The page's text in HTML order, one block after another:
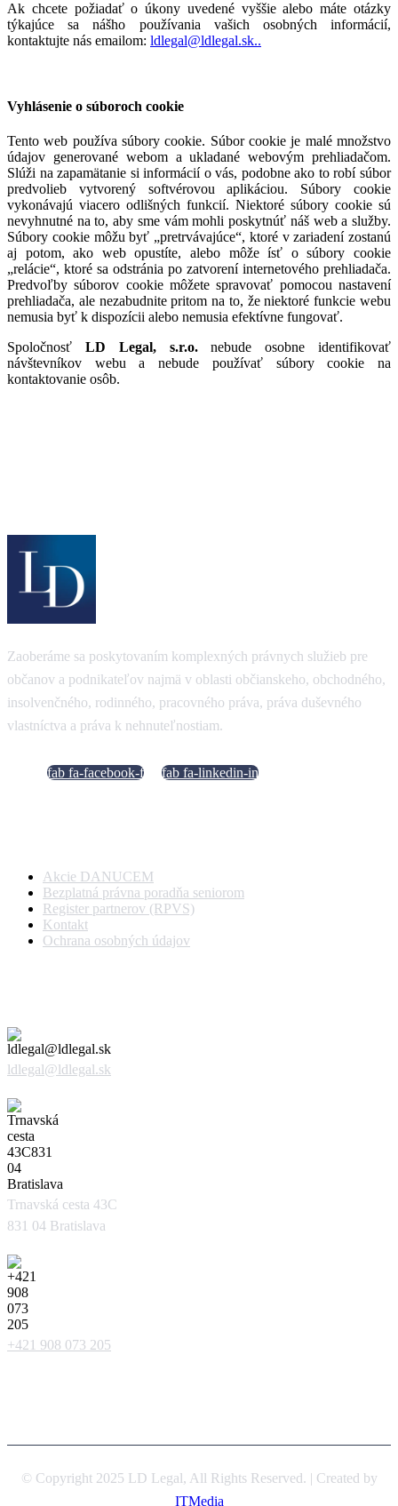
Ak chcete požiadať o úkony uvedené vyššie alebo máte otázky
týkajúce sa nášho používania vašich osobných informácií,
kontaktujte nás emailom: ldlegal@ldlegal.sk..
Vyhlásenie o súboroch cookie
Tento web používa súbory cookie. Súbor cookie je malé množstvo
údajov generované webom a ukladané webovým prehliadačom.
Slúži na zapamätanie si informácií o vás, podobne ako to robí súbor
predvolieb vytvorený softvérovou aplikáciou. Súbory cookie
vykonávajú viacero odlišných funkcií. Niektoré súbory cookie sú
nevyhnutné na to, aby sme vám mohli poskytnúť náš web a služby.
Súbory cookie môžu byť „pretrvávajúce“, ktoré v zariadení zostanú
aj potom, ako web opustíte, alebo môže ísť o súbory cookie
„relácie“, ktoré sa odstránia po zatvorení internetového prehliadača.
Predvoľby súborov cookie môžete spravovať pomocou nastavení
prehliadača, ale nezabudnite pritom na to, že niektoré funkcie webu
nemusia byť k dispozícii alebo nemusia efektívne fungovať.
Spoločnosť LD Legal, s.r.o.nebude osobne identifikovať
návštevníkov webu a nebude používať súbory cookie na
kontaktovanie osôb.
Zaoberáme sa poskytovaním komplexných právnych služieb pre
občanov a podnikateľov najmä v oblasti občianskeho, obchodného,
insolvenčného, rodinného, pracovného práva, práva duševného
vlastníctva a práva k nehnuteľnostiam.
fab fa-facebook-f fab fa-linkedin-in
Akcie DANUCEM
Bezplatná právna poradňa seniorom
Register partnerov (RPVS)
Kontakt
Ochrana osobných údajov
ldlegal@ldlegal.sk
Trnavská cesta 43C
831 04 Bratislava
+421 908 073 205
© Copyright 2025 LD Legal, All Rights Reserved. | Created by
ITMedia